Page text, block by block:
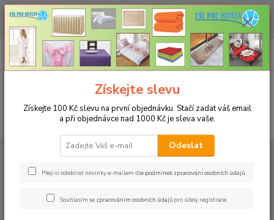
CHCETE NAKOUPIT VĚTŠÍ MNOŽSTVÍ NAŠICH PRODUKTŮ ZA LEPŠÍ
CENU? Klikněte ZDE
CZK
+420 773 794 023
Pondělí-pátek 9-16 hodin
0ks
za0 Kč
UBRUSY
Teflonové ubrusy jednobarevné s vodoodpudivou úpravou
Teflonový ubrus 120x120cm -
tmavě zelený 12
Získejte slevu
Získejte 100 Kč slevu na první objednávku. Stačí zadat váš email
a při objednávce nad 1000 Kč je sleva vaše.
Odeslat
Přeji si odebírat novinky e-mailem dle podmínek zpracování osobních údajů.
Souhlasím se zpracováním osobních údajů pro účely registrace.